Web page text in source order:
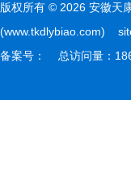
版权所有 © 2026 安徽天
(www.tkdlybiao.com)
备案号：
总访问量：